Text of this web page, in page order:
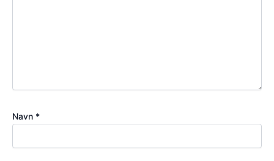
Navn *